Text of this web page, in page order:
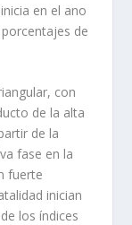
en el ano
de
con
de la alta
de la
fase en la
fuerte
inician
los í­ndices